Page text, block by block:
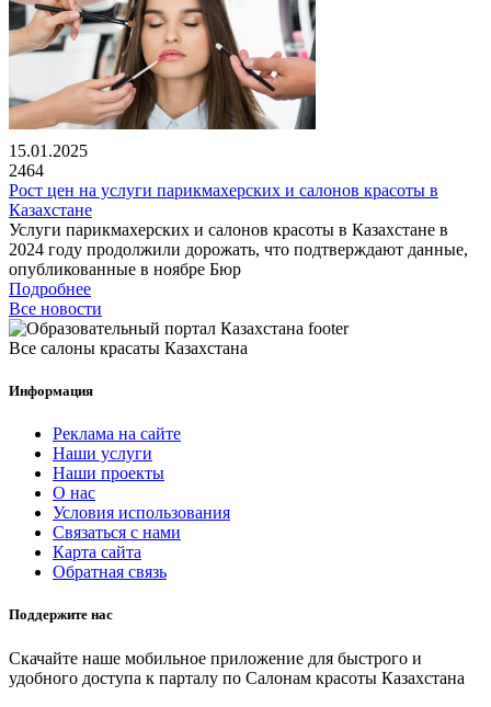
15.01.2025
2464
Рост цен на услуги парикмахерских и салонов красоты в
Казахстане
Услуги парикмахерских и салонов красоты в Казахстане в
2024 году продолжили дорожать, что подтверждают данные,
опубликованные в ноябре Бюр
Подробнее
Все новости
Все салоны красаты Казахстана
Информация
Реклама на сайте
Наши услуги
Наши проекты
О нас
Условия использования
Связаться с нами
Карта сайта
Обратная связь
Поддержите нас
Скачайте наше мобильное приложение для быстрого и
удобного доступа к парталу по Салонам красоты Казахстана